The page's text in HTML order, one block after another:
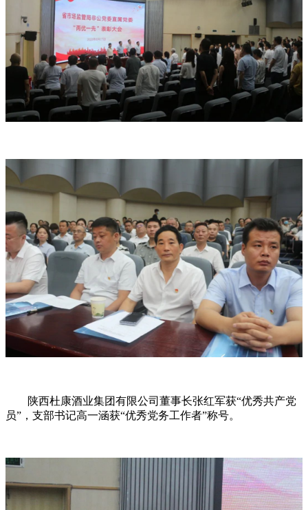
陕西杜康酒业集团有限公司董事长张红军获“优秀共产党
员”，支部书记高一涵获“优秀党务工作者”称号。